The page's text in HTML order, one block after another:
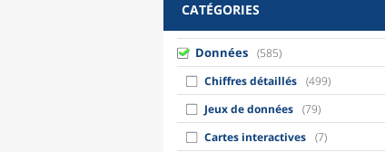
CATÉGORIES
Données (585)
Chiffres détaillés (499)
Jeux de données (79)
Cartes interactives (7)